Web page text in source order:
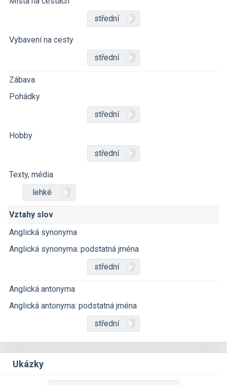
střední
Vybavení na cesty
střední
Zábava
Pohádky
střední
Hobby
střední
Texty, média
lehké
Vztahy slov
Anglická synonyma
Anglická synonyma: podstatná jména
střední
Anglická antonyma
Anglická antonyma: podstatná jména
střední
Ukázky